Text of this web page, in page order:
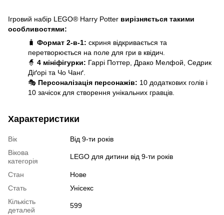
Ігровий набір LEGO® Harry Potter вирізняється такими
особливостями:
🧳 Формат 2-в-1: скриня відкривається та
перетворюється на поле для гри в квідич.
🧙 4 мініфігурки: Гаррі Поттер, Драко Мелфой, Седрик
Діґорі та Чо Чанґ.
🎭 Персоналізація персонажів: 10 додаткових голів і
10 зачісок для створення унікальних гравців.
Характеристики
Вік
Від 9-ти років
Вікова
категорія
LEGO для дитини від 9-ти років
Стан
Нове
Стать
Унісекс
Кількість
деталей
599